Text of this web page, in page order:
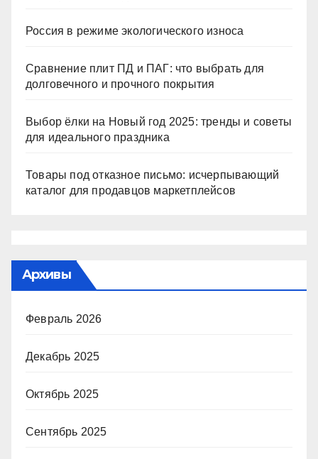
Россия в режиме экологического износа
Сравнение плит ПД и ПАГ: что выбрать для
долговечного и прочного покрытия
Выбор ёлки на Новый год 2025: тренды и советы
для идеального праздника
Товары под отказное письмо: исчерпывающий
каталог для продавцов маркетплейсов
Архивы
Февраль 2026
Декабрь 2025
Октябрь 2025
Сентябрь 2025